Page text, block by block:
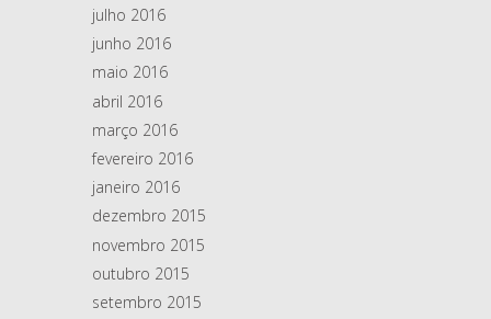
julho 2016
junho 2016
maio 2016
abril 2016
março 2016
fevereiro 2016
janeiro 2016
dezembro 2015
novembro 2015
outubro 2015
setembro 2015